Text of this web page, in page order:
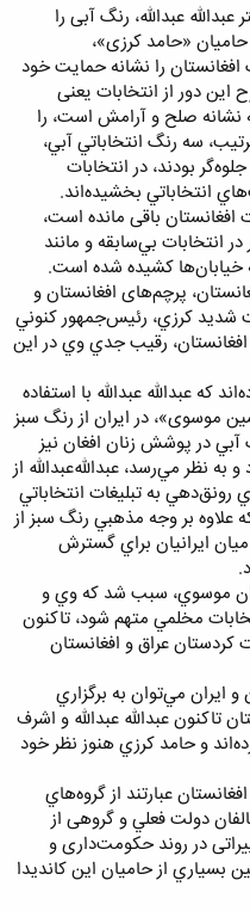
عبدالله، رنگ آبی را
«حامد کرزی»،
را نشانه حمایت خود
این دور از انتخابات یعنی
صلح و آرامش است، را
سه رنگ انتخاباتي آبي،
بودند، در انتخابات
انتخاباتي بخشيده‌اند.
روز به انتخابات افغانستان باقی مانده است،
انتخابات بي‌سابقه و مانند
خيابان‌ها كشيده شده است.
پرچم‌های افغانستان و
شديد كرزي‏‌، رئيس‌جمهور كنوني
افغانستان، رقيب جدي وي در اين
كه عبدالله عبدالله با استفاده
موسوی»، در ایران از رنگ سبز
در پوشش زنان افغان نيز
نظر مي‌رسد، عبدالله‌عبدالله از
به تبليغات انتخاباتي
بر وجه مذهبي رنگ سبز‌ از
ايرانيان براي گسترش
موسوي، سبب شد كه وي و
مخلمي متهم شود، تاكنون
كردستان عراق و افغانستان
ايران مي‌توان به برگزاري
تاكنون عبدالله عبدالله و اشرف
و حامد كرزي هنوز نظر خود
عبارتند از گروه‌هاي
دولت فعلي و گروهی از
در روند حکومت‌دارى و
از حاميان اين كانديدا